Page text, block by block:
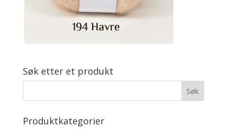
Søk etter et produkt
Produktkategorier